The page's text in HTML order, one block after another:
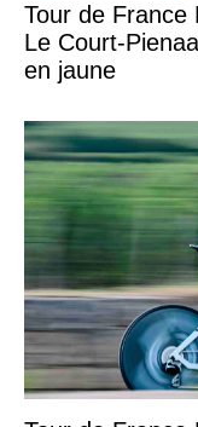
Tour de France
Le Court-
en jaune